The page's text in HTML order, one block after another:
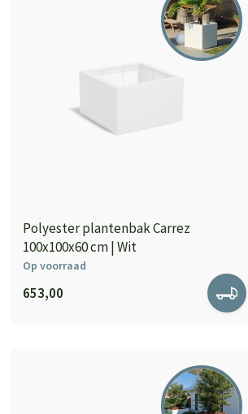
Polyester plantenbak Carrez
100x100x60 cm | Wit
Op voorraad
653,00